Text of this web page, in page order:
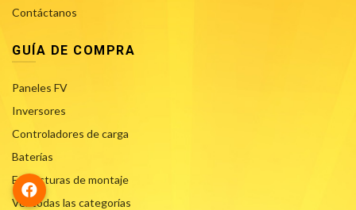
Contáctanos
GUÍA DE COMPRA
Paneles FV
Inversores
Controladores de carga
Baterías
Estructuras de montaje
Ver todas las categorías